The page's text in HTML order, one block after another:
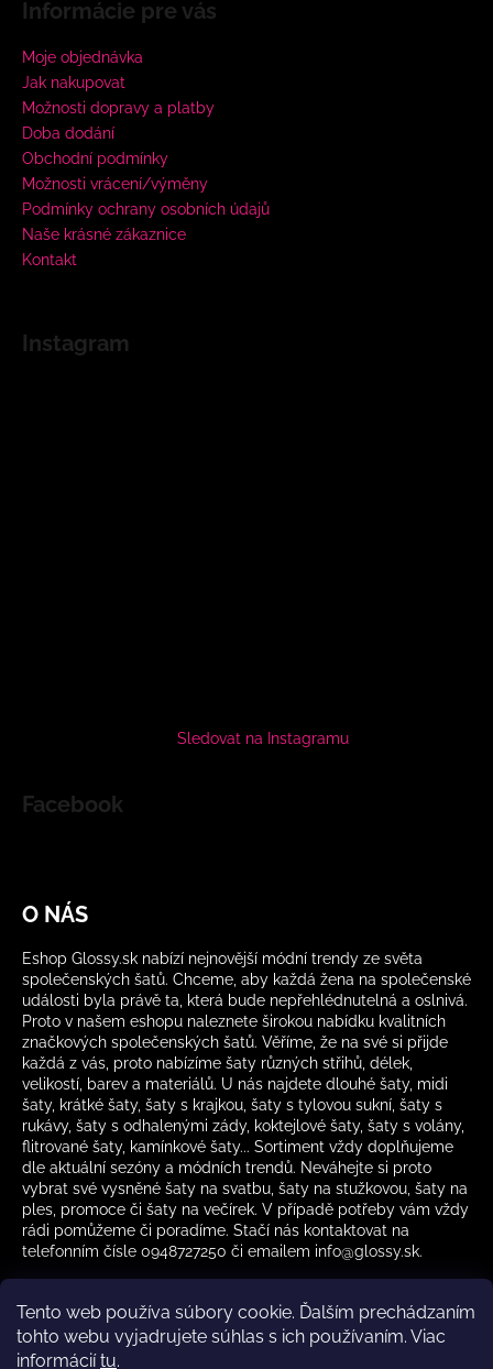
Tento web používa súbory cookie. Ďalším prechádzaním
tohto webu vyjadrujete súhlas s ich používaním. Viac
informáciítu.
Informácie pre vás
Moje objednávka
Jak nakupovat
Možnosti dopravy a platby
Doba dodání
Obchodní podmínky
Možnosti vrácení/výměny
Podmínky ochrany osobních údajů
Naše krásné zákaznice
Kontakt
Instagram
Sledovat na Instagramu
Facebook
O NÁS
Eshop Glossy.sk nabízí nejnovější módní trendy ze světa
společenských šatů. Chceme, aby každá žena na společenské
události byla právě ta, která bude nepřehlédnutelná a oslnivá.
Proto v našem eshopu naleznete širokou nabídku kvalitních
značkových společenských šatů. Věříme, že na své si přijde
každá z vás, proto nabízíme šaty různých střihů, délek,
velikostí, barev a materiálů. U nás najdete dlouhé šaty, midi
šaty, krátké šaty, šaty s krajkou, šaty s tylovou sukní, šaty s
rukávy, šaty s odhalenými zády, koktejlové šaty, šaty s volány,
flitrované šaty, kamínkové šaty... Sortiment vždy doplňujeme
dle aktuální sezóny a módních trendů. Neváhejte si proto
vybrat své vysněné šaty na svatbu, šaty na stužkovou, šaty na
ples, promoce či šaty na večírek. V případě potřeby vám vždy
rádi pomůžeme či poradíme. Stačí nás kontaktovat na
telefonním čísle 0948727250 či emailem info@glossy.sk.